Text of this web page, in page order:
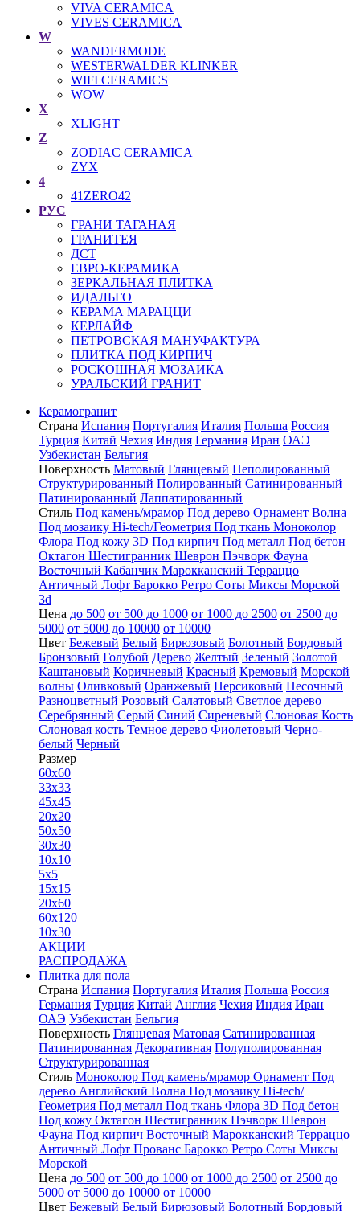
VIVA CERAMICA
VIVES CERAMICA
W
WANDERMODE
WESTERWALDER KLINKER
WIFI CERAMICS
WOW
X
XLIGHT
Z
ZODIAC CERAMICA
ZYX
4
41ZERO42
РУС
ГРАНИ ТАГАНАЯ
ГРАНИТЕЯ
ДСТ
ЕВРО-КЕРАМИКА
ЗЕРКАЛЬНАЯ ПЛИТКА
ИДАЛЬГО
КЕРАМА МАРАЦЦИ
КЕРЛАЙФ
ПЕТРОВСКАЯ МАНУФАКТУРА
ПЛИТКА ПОД КИРПИЧ
РОСКОШНАЯ МОЗАИКА
УРАЛЬСКИЙ ГРАНИТ
Керамогранит
Страна Испания Португалия Италия Польша Россия
Турция Китай Чехия Индия Германия Иран ОАЭ
Узбекистан Бельгия
Поверхность Матовый Глянцевый Неполированный
Структурированный Полированный Сатинированный
Патинированный Лаппатированный
Стиль Под камень/мрамор Под дерево Орнамент Волна
Под мозаику Hi-tech/Геометрия Под ткань Моноколор
Флора Под кожу 3D Под кирпич Под металл Под бетон
Октагон Шестигранник Шеврон Пэчворк Фауна
Восточный Кабанчик Марокканский Терраццо
Античный Лофт Барокко Ретро Соты Миксы Морской
3d
Цена до 500 от 500 до 1000 от 1000 до 2500 от 2500 до
5000 от 5000 до 10000 от 10000
Цвет Бежевый Белый Бирюзовый Болотный Бордовый
Бронзовый Голубой Дерево Желтый Зеленый Золотой
Каштановый Коричневый Красный Кремовый Морской
волны Оливковый Оранжевый Персиковый Песочный
Разноцветный Розовый Салатовый Светлое дерево
Серебрянный Серый Синий Сиреневый Слоновая Кость
Слоновая кость Темное дерево Фиолетовый Черно-
белый Черный
Размер
60x60
33x33
45x45
20x20
50x50
30x30
10x10
5x5
15x15
20x60
60x120
10x30
АКЦИИ
РАСПРОДАЖА
Плитка для пола
Страна Испания Португалия Италия Польша Россия
Германия Турция Китай Англия Чехия Индия Иран
ОАЭ Узбекистан Бельгия
Поверхность Глянцевая Матовая Сатинированная
Патинированная Декоративная Полуполированная
Структурированная
Стиль Моноколор Под камень/мрамор Орнамент Под
дерево Английский Волна Под мозаику Hi-tech/
Геометрия Под металл Под ткань Флора 3D Под бетон
Под кожу Октагон Шестигранник Пэчворк Шеврон
Фауна Под кирпич Восточный Марокканский Терраццо
Античный Лофт Прованс Барокко Ретро Соты Миксы
Морской
Цена до 500 от 500 до 1000 от 1000 до 2500 от 2500 до
5000 от 5000 до 10000 от 10000
Цвет Бежевый Белый Бирюзовый Болотный Бордовый